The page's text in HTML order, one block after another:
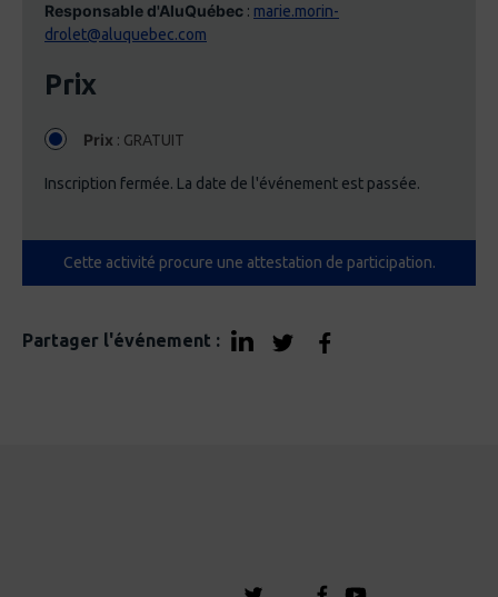
Responsable d'AluQuébec : marie.morin-
drolet@aluquebec.com
Prix
Prix : GRATUIT
Inscription fermée. La date de l'événement est passée.
Cette activité procure une attestation de participation.
Partager l'événement :